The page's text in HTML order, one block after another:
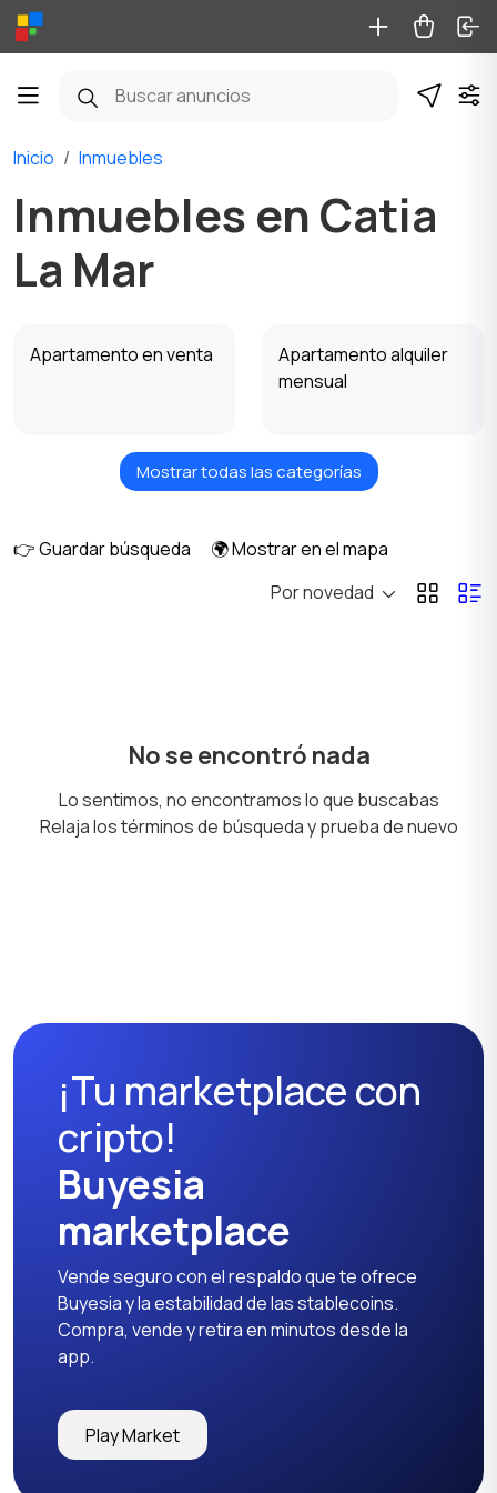
Inicio Inmuebles
Inmuebles en Catia
La Mar
Apartamento en venta
Apartamento alquiler
mensual
Apartamento alquiler
Casa en venta
Casa alquiler diario
Mostrar todas las categorías
👉 Guardar búsqueda
🌍 Mostrar en el mapa
Por novedad
No se encontró nada
Lo sentimos, no encontramos lo que buscabas
Relaja los términos de búsqueda y prueba de nuevo
¡Tu marketplace con
cripto!
Buyesia
marketplace
Vende seguro con el respaldo que te ofrece
Buyesia y la estabilidad de las stablecoins.
Compra, vende y retira en minutos desde la
app.
Play Market